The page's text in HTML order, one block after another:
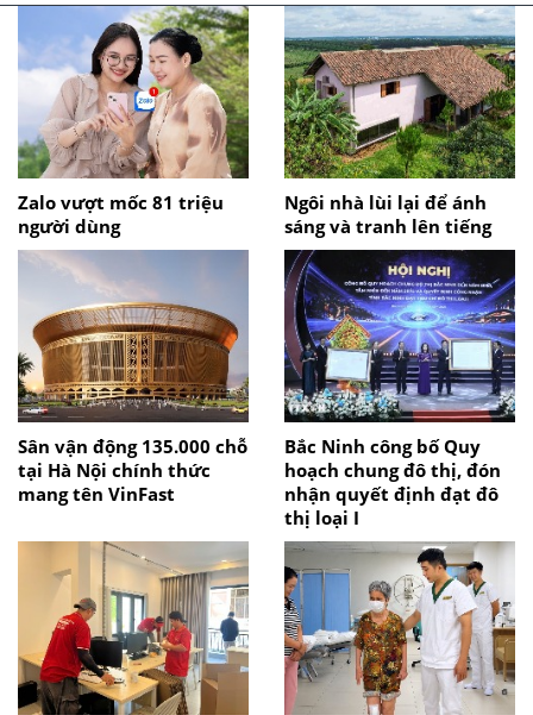
Zalo vượt mốc 81 triệu
người dùng
Ngôi nhà lùi lại để ánh
sáng và tranh lên tiếng
Sân vận động 135.000 chỗ
tại Hà Nội chính thức
mang tên VinFast
Bắc Ninh công bố Quy
hoạch chung đô thị, đón
nhận quyết định đạt đô
thị loại I